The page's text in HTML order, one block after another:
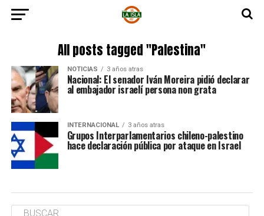
All posts tagged "Palestina"
NOTICIAS 3 años atras
Nacional: El senador Iván Moreira pidió declarar
al embajador israelí persona non grata
INTERNACIONAL 3 años atras
Grupos Interparlamentarios chileno-palestino
hace declaración pública por ataque en Israel